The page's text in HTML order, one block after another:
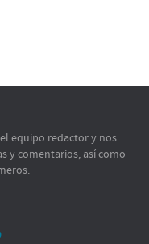
equipo redactor y nos
y comentarios, así como